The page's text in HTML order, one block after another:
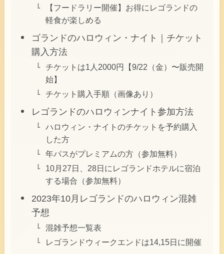
【フードラリー開催】お得にレゴランドの
軽食が楽しめる
ゴランドのハロウィン・ナイト｜チケット
購入方法
チケットは1人2000円【9/22（金）〜販売開
始】
チケット購入手順（画像あり）
レゴランドのハロウィンナイト参加方法
ハロウィン・ナイトのチケットを予約購入
した方
年パスがプレミアムの方（参加無料）
10月27日、28日にレゴランドホテルに宿泊
する場合（参加無料）
2023年10月レゴランドのハロウィン混雑
予想
混雑予想一覧表
レゴランドウィークエンドは14,15日に開催